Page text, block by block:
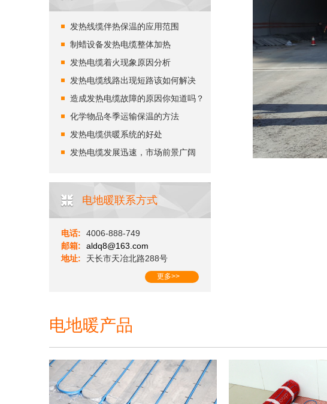
发热线缆伴热保温的应用范围
制蜡设备发热电缆整体加热
发热电缆着火现象原因分析
发热电缆线路出现短路该如何解决
造成发热电缆故障的原因你知道吗？
化学物品冬季运输保温的方法
发热电缆供暖系统的好处
发热电缆发展迅速，市场前景广阔
电地暖联系方式
电话:
4006-888-749
邮箱:
aldq8@163.com
地址:
天长市天冶北路288号
更多>>
电地暖产品